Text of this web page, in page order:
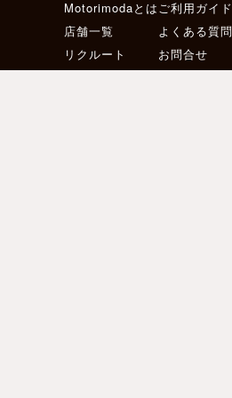
Motorimodaとは
店舗一覧
リクルート
ご利用ガイド
よくある質問
お問合せ